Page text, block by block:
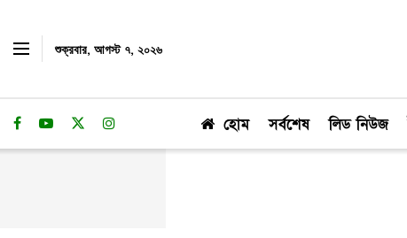
শুক্রবার, আগস্ট ৭, ২০২৬
হোম সর্বশেষ লিড নিউজ